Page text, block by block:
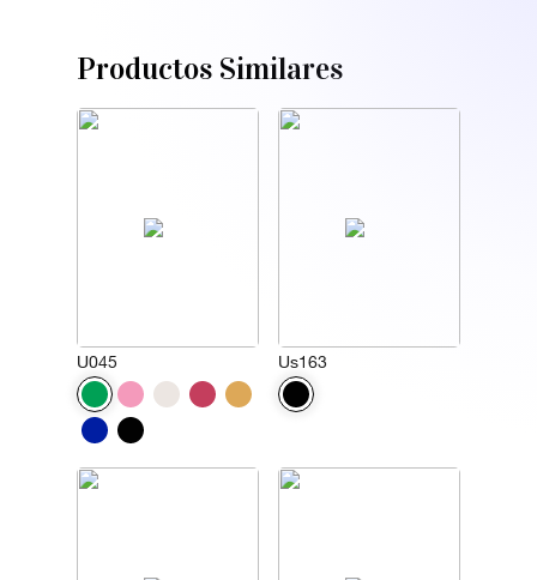
Productos Similares
U045 Us163